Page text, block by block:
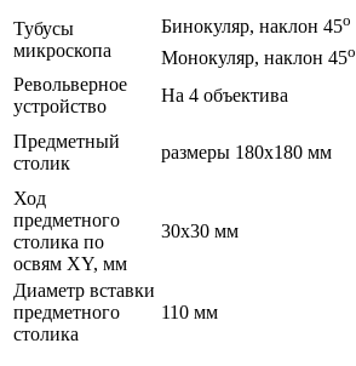
Тубусы
микроскопа
Бинокуляр, наклон 45о
Монокуляр, наклон 45о
Револьверное
устройство
На 4 объектива
Предметный
столик
размеры 180х180 мм
Ход
предметного
столика по
освям XY, мм
30х30 мм
Диаметр вставки
предметного
столика
110 мм